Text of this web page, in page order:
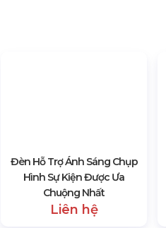
Đèn Hỗ Trợ Ánh Sáng Chụp
Hình Sự Kiện Được Ưa